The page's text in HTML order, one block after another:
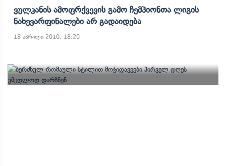
Ვულკანის Ამოფრქვევის Გამო Ჩემპიონთა Ლიგის
Ნახევარფინალები Არ Გადაიდება
18 აპრილი 2010, 18:20